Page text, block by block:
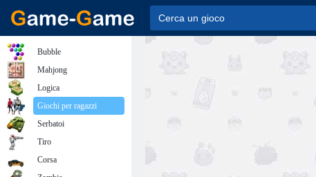
Bubble
Mahjong
Logica
Giochi per ragazzi
Serbatoi
Tiro
Corsa